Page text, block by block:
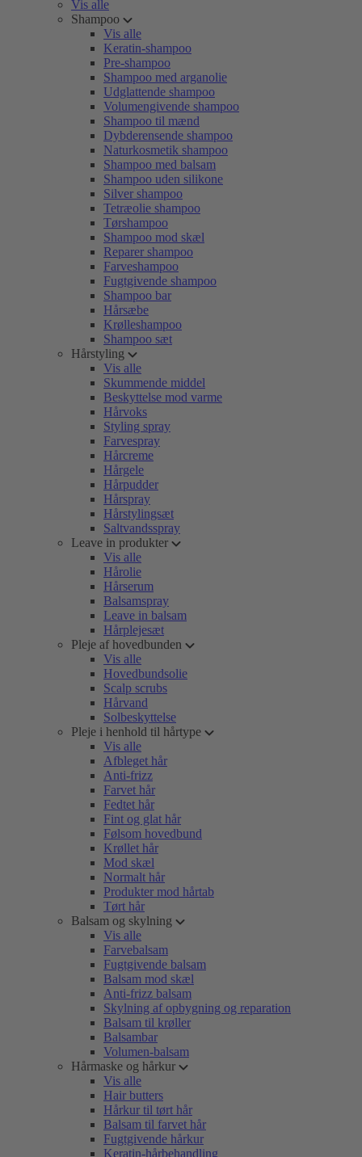
Vis alle
Shampoo
Vis alle
Keratin-shampoo
Pre-shampoo
Shampoo med arganolie
Udglattende shampoo
Volumengivende shampoo
Shampoo til mænd
Dybderensende shampoo
Naturkosmetik shampoo
Shampoo med balsam
Shampoo uden silikone
Silver shampoo
Tetræolie shampoo
Tørshampoo
Shampoo mod skæl
Reparer shampoo
Farveshampoo
Fugtgivende shampoo
Shampoo bar
Hårsæbe
Krølleshampoo
Shampoo sæt
Hårstyling
Vis alle
Skummende middel
Beskyttelse mod varme
Hårvoks
Styling spray
Farvespray
Hårcreme
Hårgele
Hårpudder
Hårspray
Hårstylingsæt
Saltvandsspray
Leave in produkter
Vis alle
Hårolie
Hårserum
Balsamspray
Leave in balsam
Hårplejesæt
Pleje af hovedbunden
Vis alle
Hovedbundsolie
Scalp scrubs
Hårvand
Solbeskyttelse
Pleje i henhold til hårtype
Vis alle
Afbleget hår
Anti-frizz
Farvet hår
Fedtet hår
Fint og glat hår
Følsom hovedbund
Krøllet hår
Mod skæl
Normalt hår
Produkter mod hårtab
Tørt hår
Balsam og skylning
Vis alle
Farvebalsam
Fugtgivende balsam
Balsam mod skæl
Anti-frizz balsam
Skylning af opbygning og reparation
Balsam til krøller
Balsambar
Volumen-balsam
Hårmaske og hårkur
Vis alle
Hair butters
Hårkur til tørt hår
Balsam til farvet hår
Fugtgivende hårkur
Keratin-hårbehandling